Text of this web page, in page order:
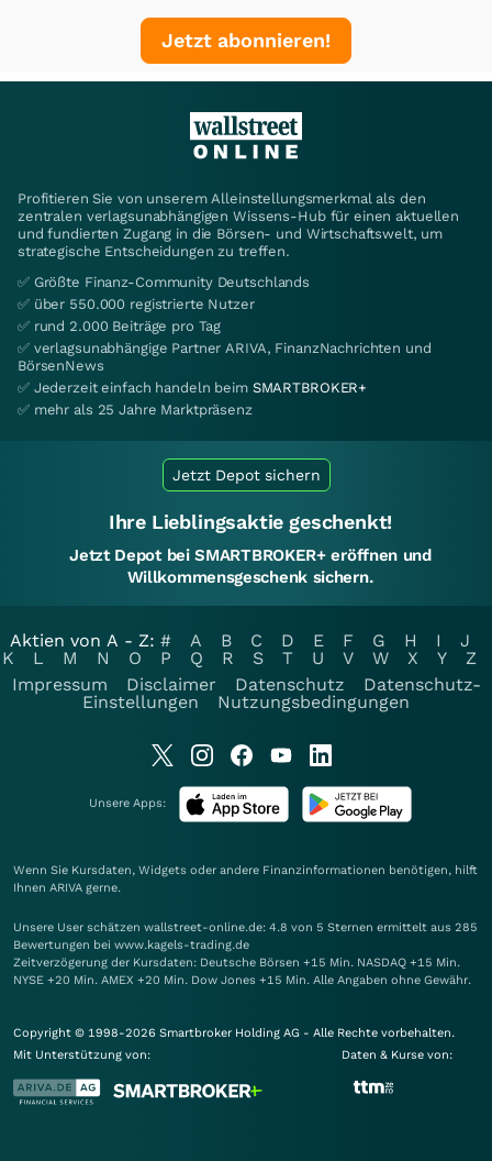
Jetzt abonnieren!
Profitieren Sie von unserem Alleinstellungsmerkmal als den
zentralen verlagsunabhängigen Wissens-Hub für einen aktuellen
und fundierten Zugang in die Börsen- und Wirtschaftswelt, um
strategische Entscheidungen zu treffen.
✅ Größte Finanz-Community Deutschlands
✅ über 550.000 registrierte Nutzer
✅ rund 2.000 Beiträge pro Tag
✅ verlagsunabhängige Partner ARIVA, FinanzNachrichten und
BörsenNews
✅ Jederzeit einfach handeln beim SMARTBROKER+
✅ mehr als 25 Jahre Marktpräsenz
Jetzt Depot sichern
Ihre Lieblingsaktie geschenkt!
Jetzt Depot bei SMARTBROKER+ eröffnen und
Willkommensgeschenk sichern.
Aktien von A - Z: # A B C D E F G H I
J
K
L M N O P Q R S T U V W X Y
Z
Impressum
Disclaimer Datenschutz
Datenschutz-
Einstellungen
Nutzungsbedingungen
Unsere Apps:
Wenn Sie Kursdaten, Widgets oder andere Finanzinformationen benötigen, hilft
Ihnen ARIVA gerne.
Unsere User schätzen wallstreet-online.de: 4.8 von 5 Sternen ermittelt aus 285
Bewertungen bei www.kagels-trading.de
Zeitverzögerung der Kursdaten: Deutsche Börsen +15 Min. NASDAQ +15 Min.
NYSE +20 Min. AMEX +20 Min. Dow Jones +15 Min. Alle Angaben ohne Gewähr.
Copyright © 1998-2026 Smartbroker Holding AG - Alle Rechte vorbehalten.
Mit Unterstützung von:
Daten & Kurse von: